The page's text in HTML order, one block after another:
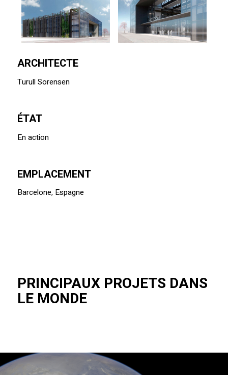
ARCHITECTE
Turull Sorensen
ÉTAT
En action
EMPLACEMENT
Barcelone, Espagne
PRINCIPAUX PROJETS DANS
LE MONDE